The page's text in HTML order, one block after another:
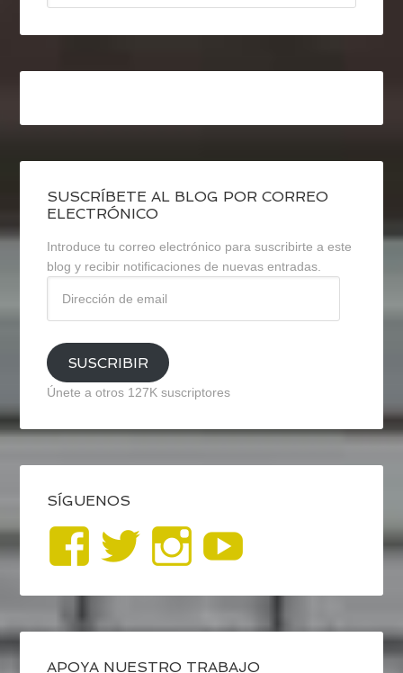
SUSCRÍBETE AL BLOG POR CORREO
ELECTRÓNICO
Introduce tu correo electrónico para suscribirte a este
blog y recibir notificaciones de nuevas entradas.
email
SUSCRIBIR
Únete a otros 127K suscriptores
SÍGUENOS
Ver
perfil
de
Ver
perfil
de
Ver
perfil
de
APOYA NUESTRO TRABAJO